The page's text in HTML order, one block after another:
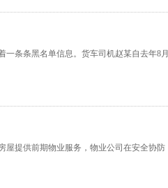
条条黑名单信息。货车司机赵某自去年8月
屋提供前期物业服务，物业公司在安全协防